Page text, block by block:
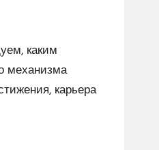
каким
механизма
карьера